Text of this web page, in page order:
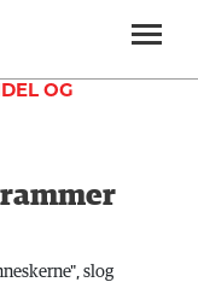
OG
slog